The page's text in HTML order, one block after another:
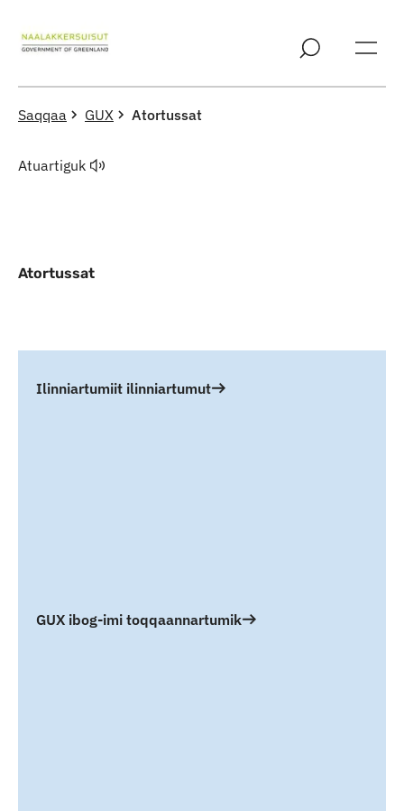
Saqqaa GUX Atortussat
Atuartiguk
Atortussat
Ilinniartumiit ilinniartumut
GUX ibog-imi toqqaannartumik